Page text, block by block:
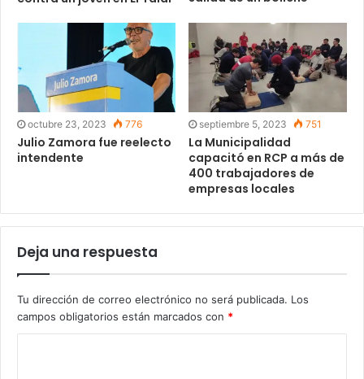
octubre 23, 2023 776
Julio Zamora fue reelecto
intendente
septiembre 5, 2023 751
La Municipalidad
capacitó en RCP a más de
400 trabajadores de
empresas locales
Deja una respuesta
Tu dirección de correo electrónico no será publicada. Los
campos obligatorios están marcados con *